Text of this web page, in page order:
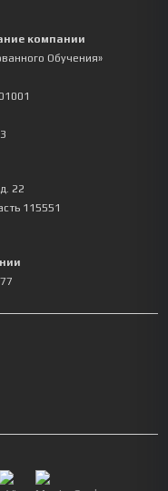
компании
Обучения»
22
115551